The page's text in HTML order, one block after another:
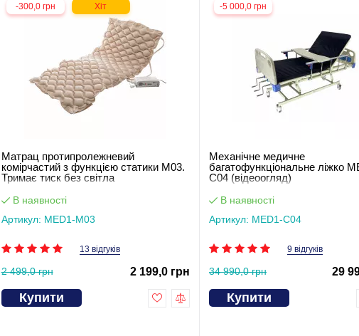
-300,0 грн Хіт
Матрац протипролежневий
комірчастий з функцією статики М03.
Тримає тиск без світла
В наявності
Артикул: MED1-M03
13 відгуків
2 499,0 грн 2 199,0 грн
Купити
-5 000,0 грн
Механічне медичне
багатофункціональне ліжко
С04 (відеоогляд)
В наявності
Артикул: MED1-С04
9 відгуків
34 990,0 грн 29
Купити